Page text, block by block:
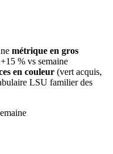
métrique en gros
% vs semaine
en couleur (vert acquis,
LSU familier des